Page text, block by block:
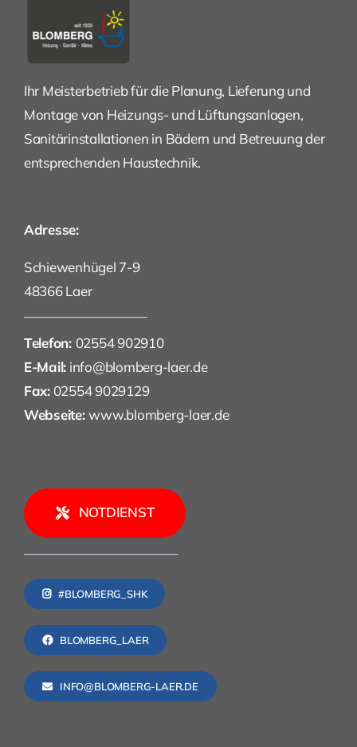
Ihr Meisterbetrieb für die Planung, Lieferung und
Montage von Heizungs- und Lüftungsanlagen,
Sanitärinstallationen in Bädern und Betreuung der
entsprechenden Haustechnik.
Adresse:
Schiewenhügel 7-9
48366 Laer
Telefon: 02554 902910
E-Mail: info@blomberg-laer.de
Fax: 02554 9029129
Webseite:www.blomberg-laer.de
NOTDIENST
#BLOMBERG_SHK
BLOMBERG_LAER
INFO@BLOMBERG-LAER.DE